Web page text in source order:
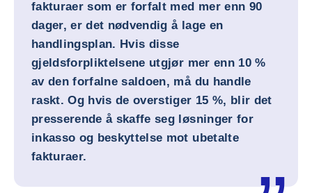
fakturaer som er forfalt med mer enn 90
dager, er det nødvendig å lage en
handlingsplan. Hvis disse
gjeldsforpliktelsene utgjør mer enn 10 %
av den forfalne saldoen, må du handle
raskt. Og hvis de overstiger 15 %, blir det
presserende å skaffe seg løsninger for
inkasso og beskyttelse mot ubetalte
fakturaer.